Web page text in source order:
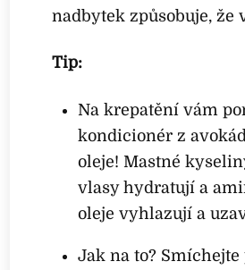
nadbytek způsobuje, že
Tip:
Na krepatění vám
kondicionér z
oleje! Mastné
vlasy hydratují a
oleje vyhlazují a
Jak na to?